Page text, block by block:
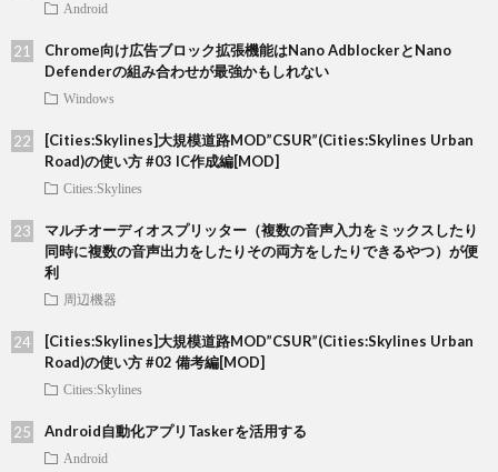
Android
Chrome向け広告ブロック拡張機能はNano AdblockerとNano
Defenderの組み合わせが最強かもしれない
Windows
[Cities:Skylines]大規模道路MOD”CSUR”(Cities:Skylines Urban
Road)の使い方 #03 IC作成編[MOD]
Cities:Skylines
マルチオーディオスプリッター（複数の音声入力をミックスしたり
同時に複数の音声出力をしたりその両方をしたりできるやつ）が便
利
周辺機器
[Cities:Skylines]大規模道路MOD”CSUR”(Cities:Skylines Urban
Road)の使い方 #02 備考編[MOD]
Cities:Skylines
Android自動化アプリTaskerを活用する
Android